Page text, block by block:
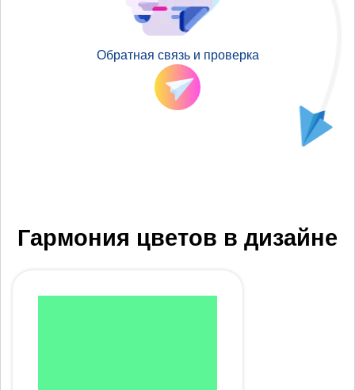
Обратная связь и проверка
Гармония цветов в дизайне